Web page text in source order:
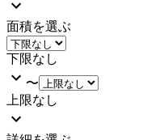
面積を選ぶ
下限なし
〜
上限なし